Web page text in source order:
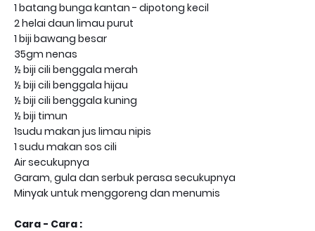
1 batang bunga kantan - dipotong kecil
2 helai daun limau purut
1 biji bawang besar
35gm nenas
½ biji cili benggala merah
½ biji cili benggala hijau
½ biji cili benggala kuning
½ biji timun
1sudu makan jus limau nipis
1 sudu makan sos cili
Air secukupnya
Garam, gula dan serbuk perasa secukupnya
Minyak untuk menggoreng dan menumis
Cara - Cara :